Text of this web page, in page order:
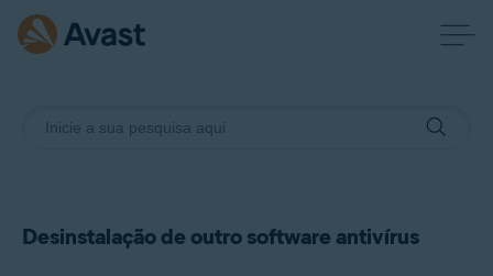
Desinstalação de outro software antivírus